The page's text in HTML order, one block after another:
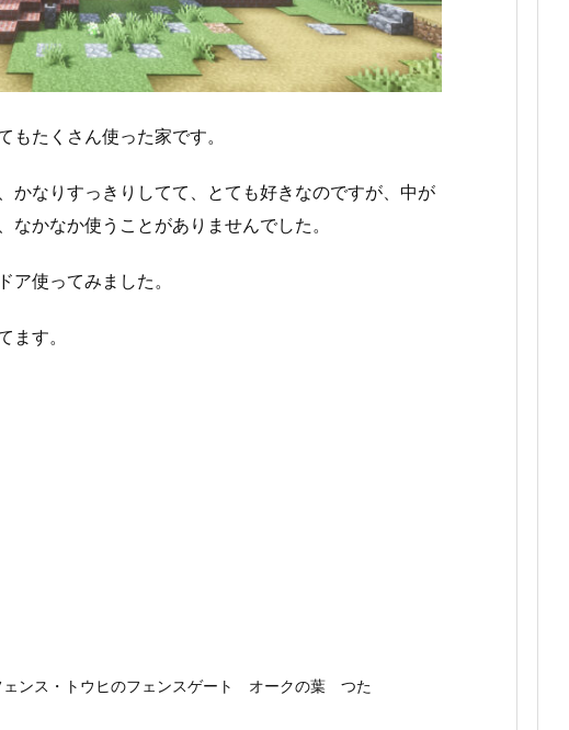
たくさん使った家です。
かなりすっきりしてて、とても好きなのですが、中が
かなか使うことがありませんでした。
使ってみました。
す。
ンス・トウヒのフェンスゲート オークの葉 つた